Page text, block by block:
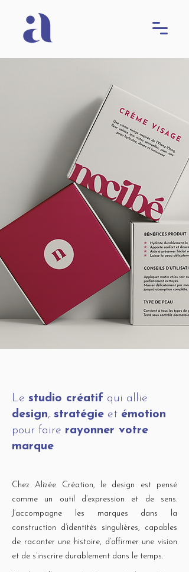
Le studio créatif qui allie
design, stratégie et émotion
pour faire rayonner votre
marque
Chez Alizée Création, le design est pensé
comme un outil d’expression et de sens.
J’accompagne les marques dans la
construction d’identités singulières, capables
de raconter une histoire, d’affirmer une vision
et de s’inscrire durablement dans le temps.